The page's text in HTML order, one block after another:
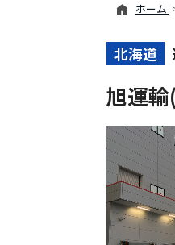
ホーム
北海道
旭運輸